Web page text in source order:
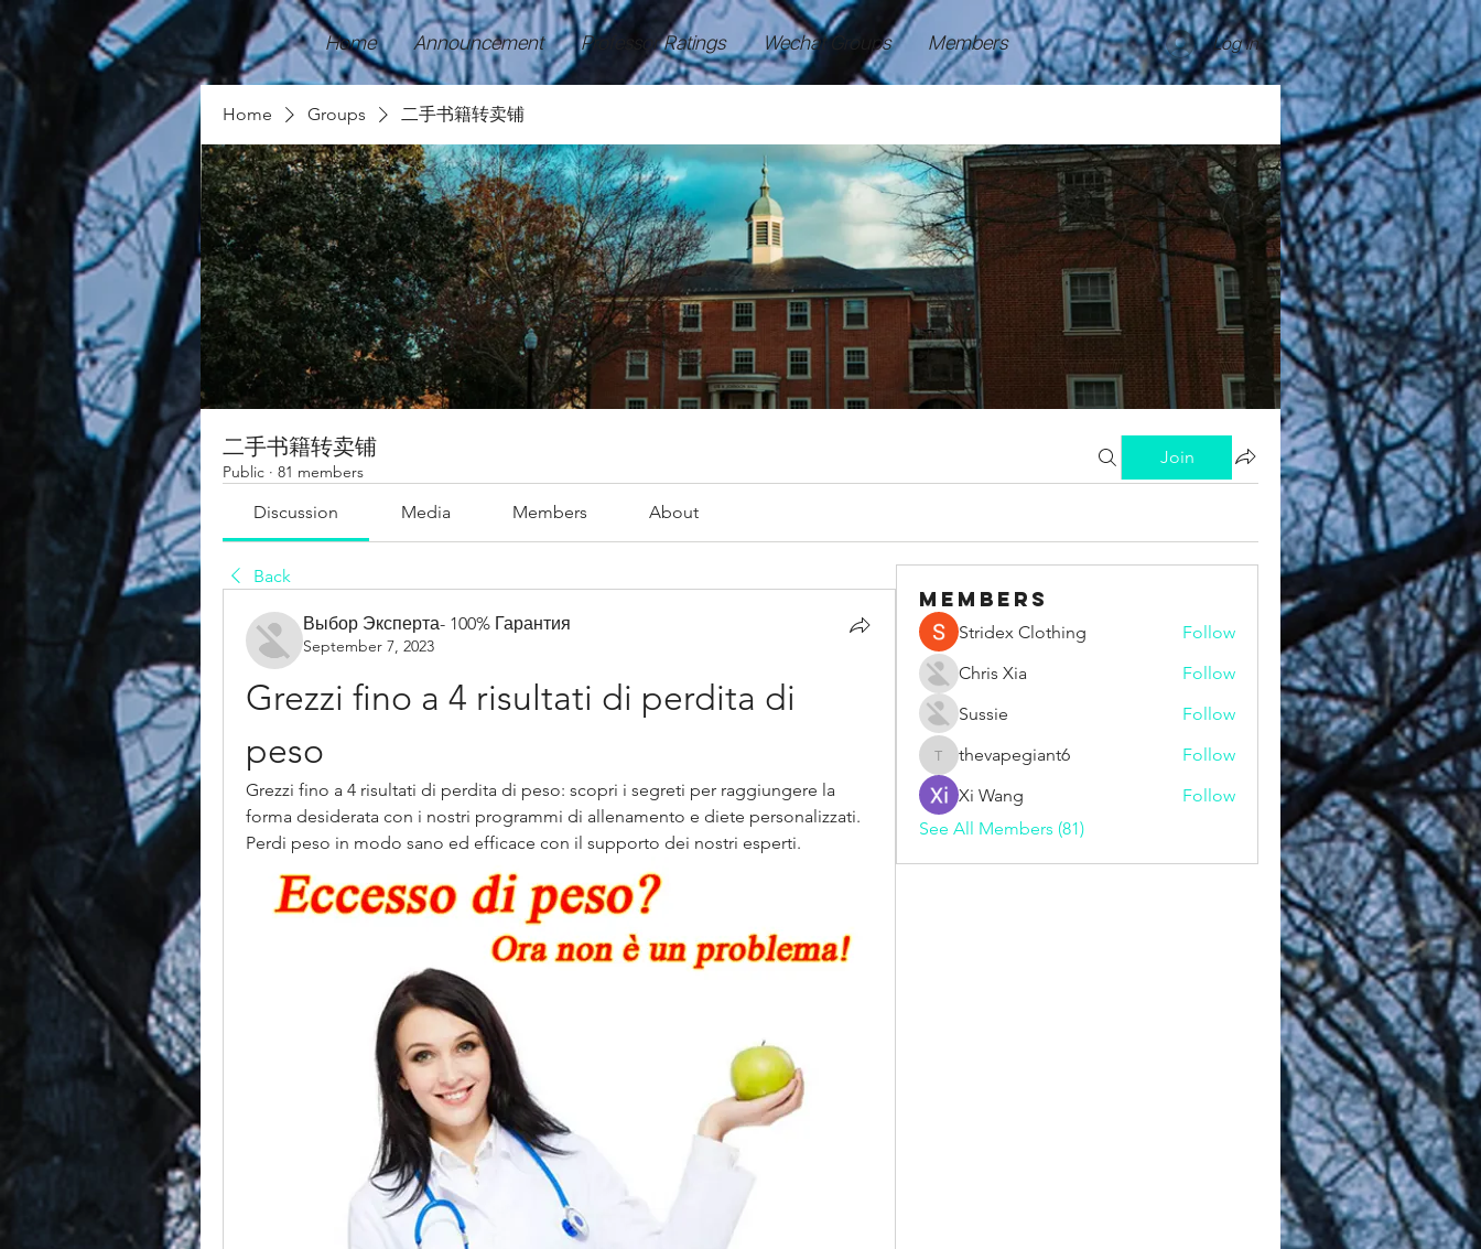
Home Announcement Professor Ratings Wechat Groups Members Log In
Home Groups 二手书籍转卖铺
二手书籍转卖铺
Public · 81 members
Join
Discussion Media Members About
Back
Выбор Эксперта- 100% Гарантия
September 7, 2023
Grezzi fino a 4 risultati di perdita di
peso
Grezzi fino a 4 risultati di perdita di peso: scopri i segreti per raggiungere la
forma desiderata con i nostri programmi di allenamento e diete personalizzati.
Perdi peso in modo sano ed efficace con il supporto dei nostri esperti.
Members
Stridex Clothing
Follow
Chris Xia
Follow
Sussie
Follow
thevapegiant6
thevapegiant6
Follow
Xi Wang
Follow
See All Members (81)